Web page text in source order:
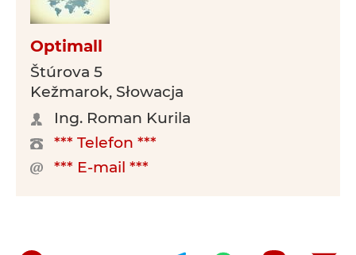
Optimall
Štúrova 5
Kežmarok, Słowacja
Ing. Roman Kurila
*** Telefon ***
*** E-mail ***